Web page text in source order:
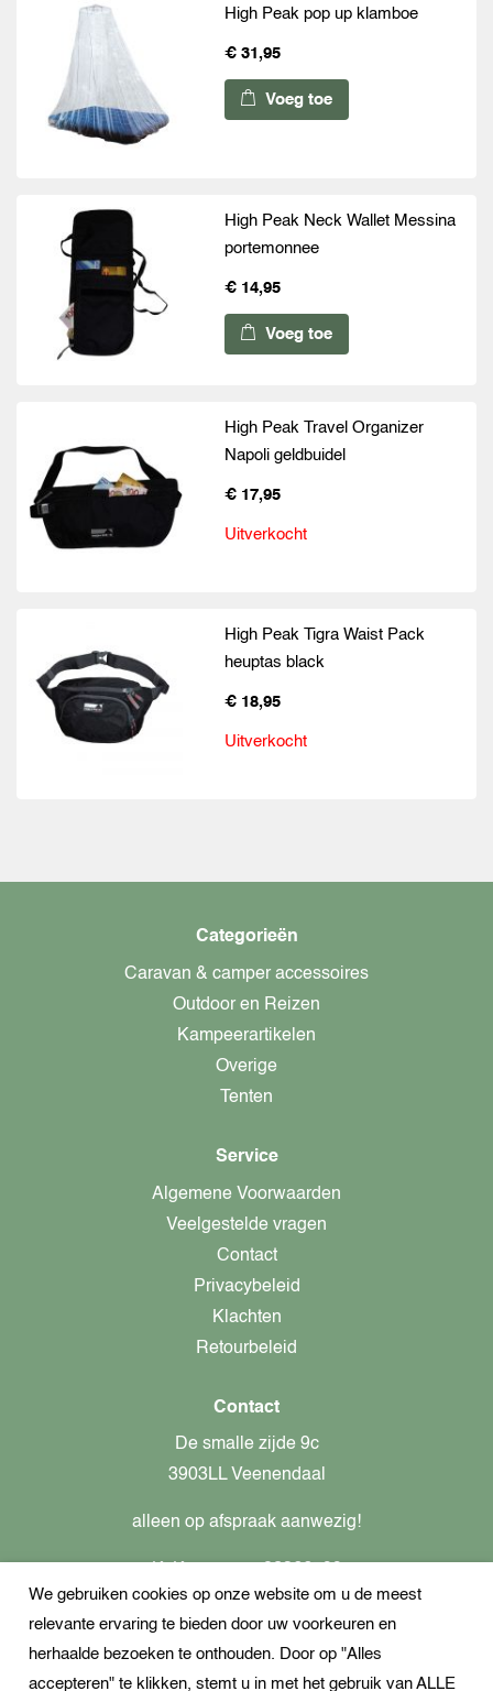
High Peak pop up klamboe
€ 31,95
Voeg toe
High Peak Neck Wallet Messina
portemonnee
€ 14,95
Voeg toe
High Peak Travel Organizer
Napoli geldbuidel
€ 17,95
Uitverkocht
High Peak Tigra Waist Pack
heuptas black
€ 18,95
Uitverkocht
Categorieën
Caravan & camper accessoires
Outdoor en Reizen
Kampeerartikelen
Overige
Tenten
Service
Algemene Voorwaarden
Veelgestelde vragen
Contact
Privacybeleid
Klachten
Retourbeleid
Contact
De smalle zijde 9c
3903LL Veenendaal
alleen op afspraak aanwezig!
Btw-nummer: nl862437301B01
+31621944547
Open Whatsapp
We gebruiken cookies op onze website om u de meest
relevante ervaring te bieden door uw voorkeuren en
herhaalde bezoeken te onthouden. Door op "Alles
accepteren" te klikken, stemt u in met het gebruik van ALLE